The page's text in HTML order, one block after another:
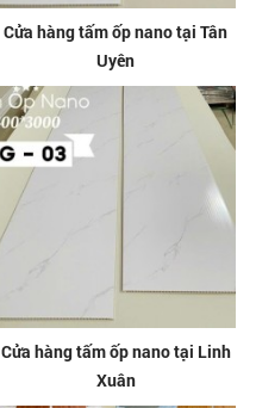
Cửa hàng tấm ốp nano tại Tân
Uyên
Cửa hàng tấm ốp nano tại Linh
Xuân